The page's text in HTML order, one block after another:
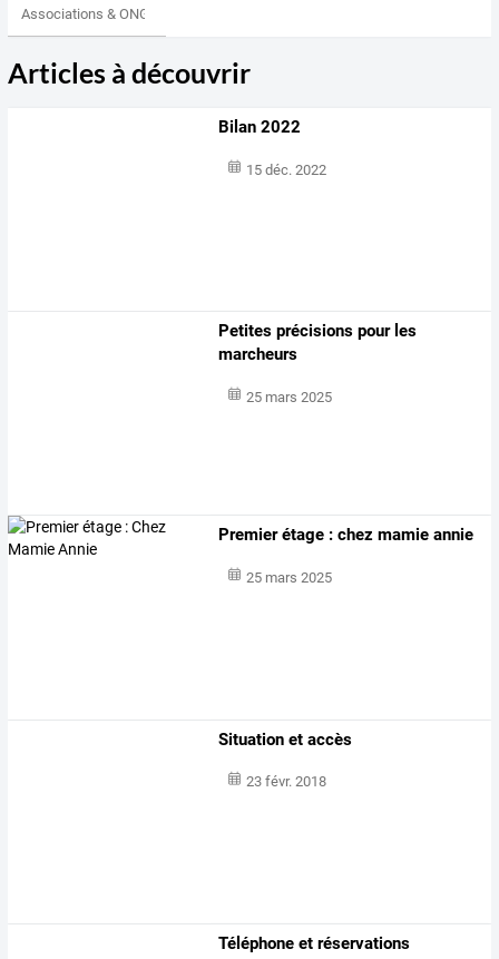
Associations & ONG
Articles à découvrir
Bilan 2022
15 déc. 2022
Petites précisions pour les
marcheurs
25 mars 2025
Premier étage : chez mamie annie
25 mars 2025
Situation et accès
23 févr. 2018
Téléphone et réservations